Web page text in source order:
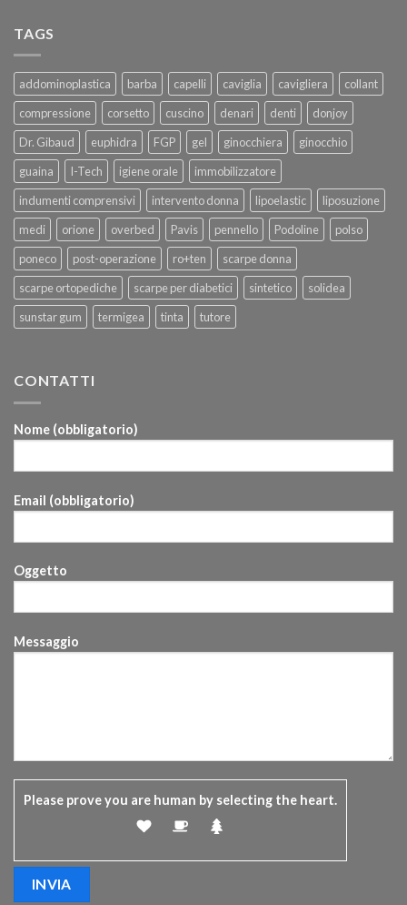
TAGS
addominoplastica barba capelli caviglia cavigliera
collant
compressione
corsetto cuscino denari denti
donjoy
Dr. Gibaud
euphidra FGP gel ginocchiera
ginocchio
guaina
I-Tech igiene orale
immobilizzatore
indumenti comprensivi
intervento donna lipoelastic
liposuzione
medi
orione overbed Pavis pennello Podoline
polso
poneco
post-operazione ro+ten
scarpe donna
scarpe ortopediche
scarpe per diabetici sintetico
solidea
sunstar gum
termigea tinta tutore
CONTATTI
Nome (obbligatorio)
Email (obbligatorio)
Oggetto
Messaggio
Please prove you are human by selecting the heart.